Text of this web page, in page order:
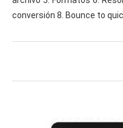
conversión 8. Bounce to